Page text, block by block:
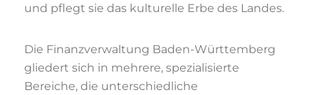
und pflegt sie das kulturelle Erbe des Landes.
Die Finanzverwaltung Baden-Württemberg
gliedert sich in mehrere, spezialisierte
Bereiche, die unterschiedliche